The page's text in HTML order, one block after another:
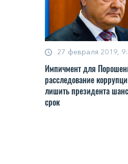
27 февраля 2019,
Импичмент для
расследование
лишить президента
срок